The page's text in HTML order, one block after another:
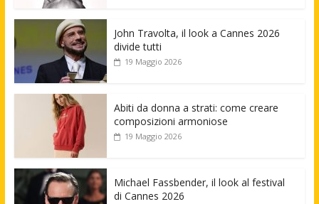
John Travolta, il look a Cannes 2026
divide tutti
19 Maggio 2026
Abiti da donna a strati: come creare
composizioni armoniose
19 Maggio 2026
Michael Fassbender, il look al festival
di Cannes 2026